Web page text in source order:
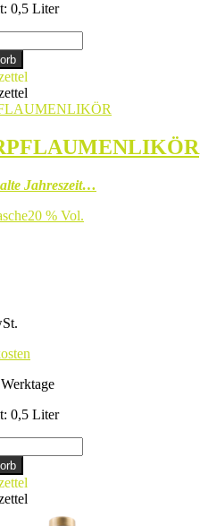
0,5 Liter
Jahreszeit…
20 % Vol.
0,5 Liter